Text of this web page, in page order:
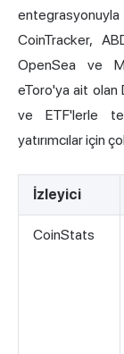
CoinTracker,
OpenSea ve
eToro'ya ait olan
ve ETF'lerle
yatırımcılar için
İzleyici
CoinStats